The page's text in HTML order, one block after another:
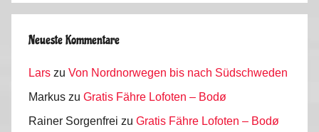
Neueste Kommentare
Lars zu Von Nordnorwegen bis nach Südschweden
Markus zu Gratis Fähre Lofoten – Bodø
Rainer Sorgenfrei zu Gratis Fähre Lofoten – Bodø